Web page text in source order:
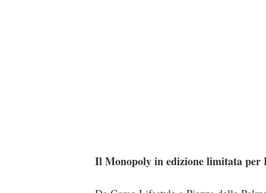
Il Monopoly in edizione limitata per